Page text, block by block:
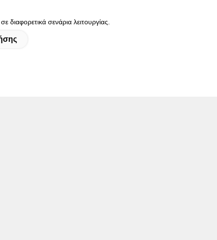
σενάρια λειτουργίας.